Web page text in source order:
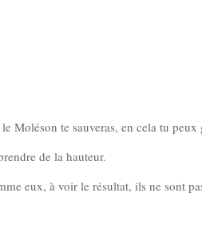
Moléson te sauveras, en cela tu peux
de la hauteur.
eux, à voir le résultat, ils ne sont